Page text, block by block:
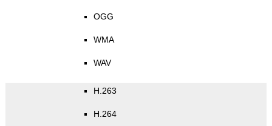
OGG
WMA
WAV
H.263
H.264